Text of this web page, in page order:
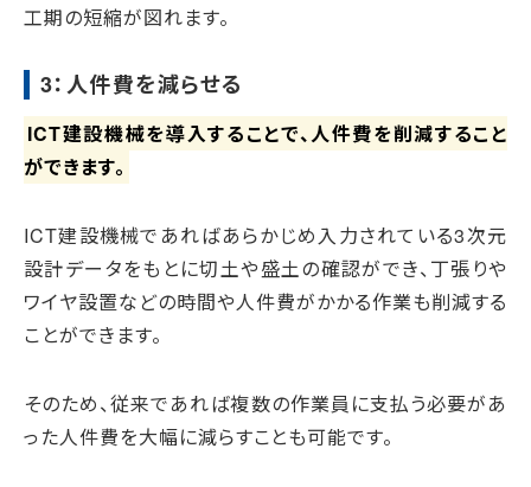
工期の短縮が図れます。
3：人件費を減らせる
ICT建設機械を導入することで、人件費を削減すること
ができます。
ICT建設機械であればあらかじめ入力されている3次元
設計データをもとに切土や盛土の確認ができ、丁張りや
ワイヤ設置などの時間や人件費がかかる作業も削減する
ことができます。
そのため、従来であれば複数の作業員に支払う必要があ
った人件費を大幅に減らすことも可能です。